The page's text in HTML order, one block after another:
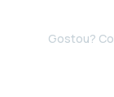
Gostou?